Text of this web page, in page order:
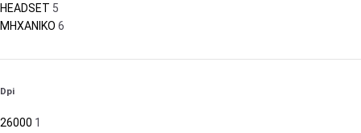
HEADSET 5
ΜΗΧΑΝΙΚΟ 6
Dpi
26000 1